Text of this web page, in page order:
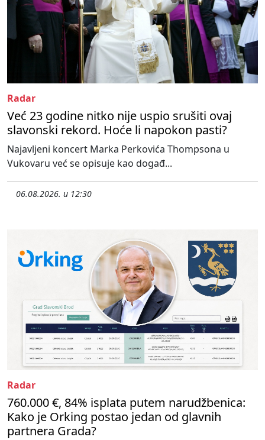
Radar
Već 23 godine nitko nije uspio srušiti ovaj
slavonski rekord. Hoće li napokon pasti?
Najavljeni koncert Marka Perkovića Thompsona u
Vukovaru već se opisuje kao događ...
06.08.2026. u 12:30
Radar
760.000 €, 84% isplata putem narudžbenica:
Kako je Orking postao jedan od glavnih
partnera Grada?